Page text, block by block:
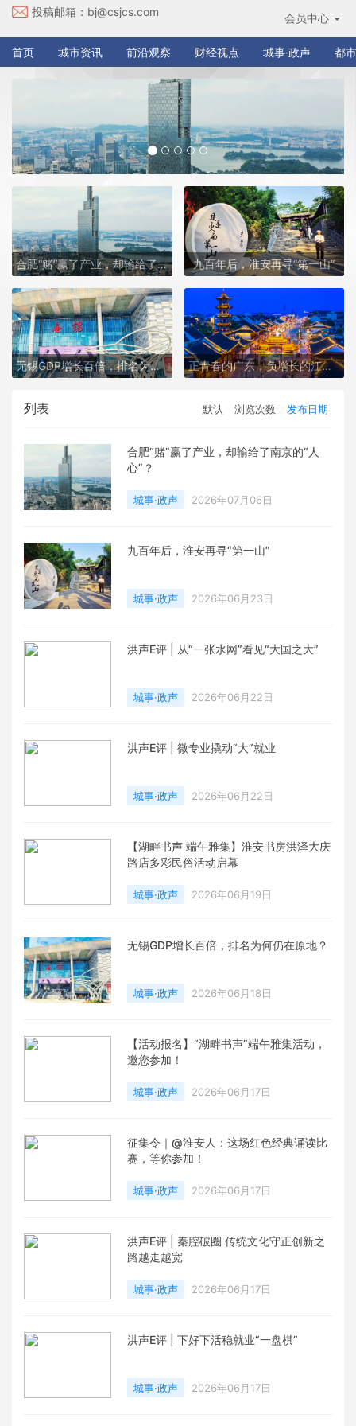
投稿邮箱： bj@csjcs.com 会员中心
首页 城市资讯 前沿观察 财经视点 城事·政声 都
合肥“赌”赢了产业，却输给了南京的“人心”？ 九百年后，淮安再寻“第一山”
无锡GDP增长百倍，排名为何仍在原地？ 正青春的广东，负增长的江苏：殊途何在？
列表 默认 浏览次数 发布日期
合肥“赌”赢了产业，却输给了南京的“人
心”？
城事·政声 2026年07月06日
九百年后，淮安再寻“第一山”
城事·政声 2026年06月23日
洪声E评 | 从“一张水网”看见“大国之大”
城事·政声 2026年06月22日
洪声E评 | 微专业撬动“大”就业
城事·政声 2026年06月22日
【湖畔书声 端午雅集】淮安书房洪泽大庆
路店多彩民俗活动启幕
城事·政声 2026年06月19日
无锡GDP增长百倍，排名为何仍在原地？
城事·政声 2026年06月18日
【活动报名】“湖畔书声”端午雅集活动，
邀您参加！
城事·政声 2026年06月17日
征集令｜@淮安人：这场红色经典诵读比
赛，等你参加！
城事·政声 2026年06月17日
洪声E评 | 秦腔破圈 传统文化守正创新之
路越走越宽
城事·政声 2026年06月17日
洪声E评 | 下好下活稳就业“一盘棋”
城事·政声 2026年06月17日